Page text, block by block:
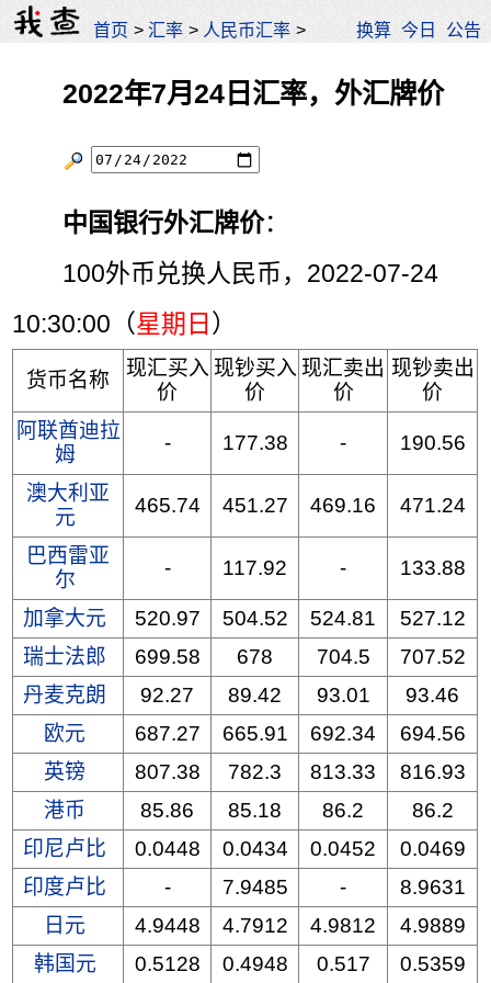
首页 >汇率 > 人民币汇率 > 换算 今日 公告
2022年7月24日汇率，外汇牌价
中国银行外汇牌价：
100外币兑换人民币，2022-07-24
10:30:00（星期日 ）
货币名称
现汇买入
价
现钞买入
价
现汇卖出
价
现钞卖出
价
阿联酋迪拉
姆
- 177.38 - 190.56
澳大利亚
元
465.74 451.27 469.16 471.24
巴西雷亚
尔
- 117.92 - 133.88
加拿大元 520.97 504.52 524.81
527.12
瑞士法郎
699.58 678 704.5
707.52
丹麦克朗
92.27 89.42 93.01
93.46
欧元
687.27 665.91 692.34
694.56
英镑
807.38 782.3 813.33
816.93
港币
85.86 85.18 86.2
86.2
印尼卢比
0.0448 0.0434 0.0452
0.0469
印度卢比
- 7.9485 -
8.9631
日元
4.9448 4.7912 4.9812
4.9889
韩国元
0.5128 0.4948 0.517 0.5359